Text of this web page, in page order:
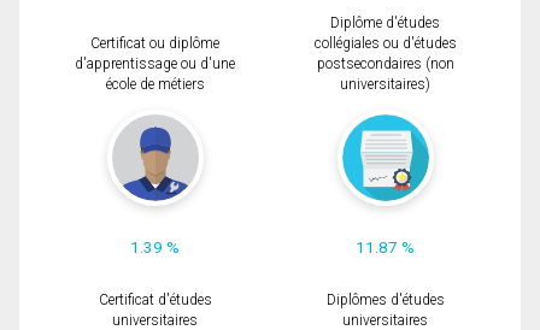
Certificat ou diplôme
d'apprentissage ou d'une
école de métiers
1.39 %
Diplôme d'études
collégiales ou d'études
postsecondaires (non
universitaires)
11.87 %
Certificat d'études
universitaires
Diplômes d'études
universitaires